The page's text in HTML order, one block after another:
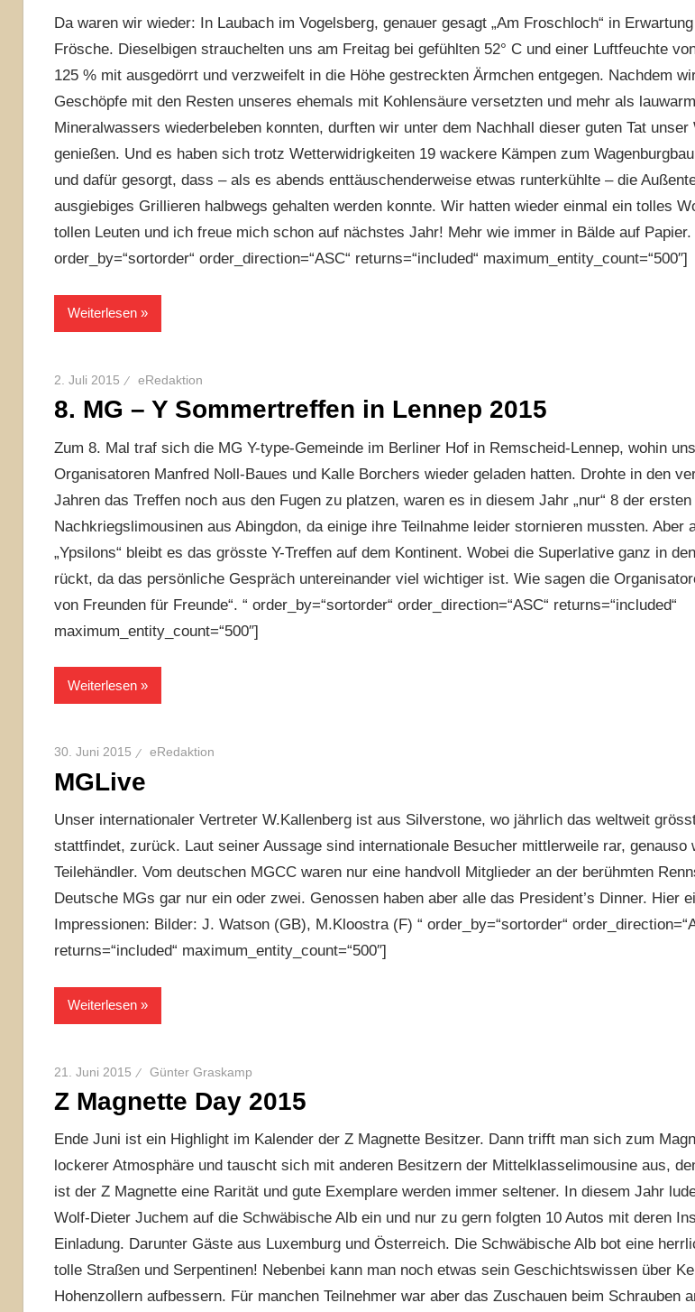
Da waren wir wieder: In Laubach im Vogelsberg, genauer gesagt „Am Froschloch“ in
Frösche. Dieselbigen strauchelten uns am Freitag bei gefühlten 52° C und einer Luftfeuchte
125 % mit ausgedörrt und verzweifelt in die Höhe gestreckten Ärmchen entgegen. Nachdem
Geschöpfe mit den Resten unseres ehemals mit Kohlensäure versetzten und mehr als
Mineralwassers wiederbeleben konnten, durften wir unter dem Nachhall dieser guten Tat unser
genießen. Und es haben sich trotz Wetterwidrigkeiten 19 wackere Kämpen zum
und dafür gesorgt, dass – als es abends enttäuschenderweise etwas runterkühlte – die
ausgiebiges Grillieren halbwegs gehalten werden konnte. Wir hatten wieder einmal ein tolles
tollen Leuten und ich freue mich schon auf nächstes Jahr! Mehr wie immer in Bälde auf Papier.
order_by=“sortorder“ order_direction=“ASC“ returns=“included“ maximum_entity_count=“500″]
Weiterlesen
2. Juli 2015 eRedaktion
8. MG – Y Sommertreffen in Lennep 2015
Zum 8. Mal traf sich die MG Y-type-Gemeinde im Berliner Hof in Remscheid-Lennep, wohin
Organisatoren Manfred Noll-Baues und Kalle Borchers wieder geladen hatten. Drohte in den
Jahren das Treffen noch aus den Fugen zu platzen, waren es in diesem Jahr „nur“ 8 der ersten
Nachkriegslimousinen aus Abingdon, da einige ihre Teilnahme leider stornieren mussten. Aber
„Ypsilons“ bleibt es das grösste Y-Treffen auf dem Kontinent. Wobei die Superlative ganz in
rückt, da das persönliche Gespräch untereinander viel wichtiger ist. Wie sagen die
von Freunden für Freunde“. “ order_by=“sortorder“ order_direction=“ASC“ returns=“included“
maximum_entity_count=“500″]
Weiterlesen
30. Juni 2015 eRedaktion
MGLive
Unser internationaler Vertreter W.Kallenberg ist aus Silverstone, wo jährlich das weltweit
stattfindet, zurück. Laut seiner Aussage sind internationale Besucher mittlerweile rar, genauso
Teilehändler. Vom deutschen MGCC waren nur eine handvoll Mitglieder an der berühmten
Deutsche MGs gar nur ein oder zwei. Genossen haben aber alle das President’s Dinner. Hier
Impressionen: Bilder: J. Watson (GB), M.Kloostra (F) “ order_by=“sortorder“
returns=“included“ maximum_entity_count=“500″]
Weiterlesen
21. Juni 2015 Günter Graskamp
Z Magnette Day 2015
Ende Juni ist ein Highlight im Kalender der Z Magnette Besitzer. Dann trifft man sich zum
lockerer Atmosphäre und tauscht sich mit anderen Besitzern der Mittelklasselimousine aus,
ist der Z Magnette eine Rarität und gute Exemplare werden immer seltener. In diesem Jahr
Wolf-Dieter Juchem auf die Schwäbische Alb ein und nur zu gern folgten 10 Autos mit deren
Einladung. Darunter Gäste aus Luxemburg und Österreich. Die Schwäbische Alb bot eine
tolle Straßen und Serpentinen! Nebenbei kann man noch etwas sein Geschichtswissen über
Hohenzollern aufbessern. Für manchen Teilnehmer war aber das Zuschauen beim Schrauben